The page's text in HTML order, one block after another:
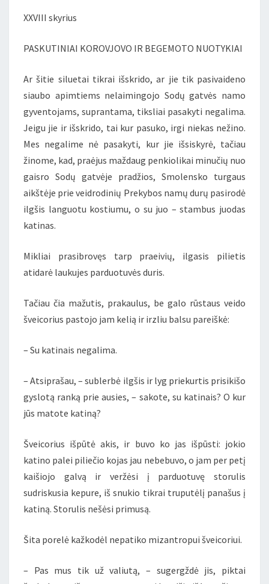
„MEISTRAS
MARGARITA”)
XXVIII skyrius
PASKUTINIAI KOROVJOVO IR BEGEMOTO NUOTYKIAI
Ar šitie siluetai tikrai išskrido, ar jie tik pasivaideno
siaubo apimtiems nelaimingojo Sodų gatvės namo
gyventojams, suprantama, tiksliai pasakyti negalima.
Jeigu jie ir išskrido, tai kur pasuko, irgi niekas nežino.
Mes negalime nė pasakyti, kur jie išsiskyrė, tačiau
žinome, kad, praėjus maždaug penkiolikai minučių nuo
gaisro Sodų gatvėje pradžios, Smolensko turgaus
aikštėje prie veidrodinių Prekybos namų durų pasirodė
ilgšis languotu kostiumu, o su juo – stambus juodas
katinas.
Mikliai prasibrovęs tarp praeivių, ilgasis pilietis
atidarė laukujes parduotuvės duris.
Tačiau čia mažutis, prakaulus, be galo rūstaus veido
šveicorius pastojo jam kelią ir irzliu balsu pareiškė:
– Su katinais negalima.
– Atsiprašau, – sublerbė ilgšis ir lyg priekurtis prisikišo
gyslotą ranką prie ausies, – sakote, su katinais? O kur
jūs matote katiną?
Šveicorius išpūtė akis, ir buvo ko jas išpūsti: jokio
katino palei piliečio kojas jau nebebuvo, o jam per petį
kaišiojo galvą ir veržėsi į parduotuvę storulis
sudriskusia kepure, iš snukio tikrai truputėlį panašus į
katiną. Storulis nešėsi primusą.
Šita porelė kažkodėl nepatiko mizantropui šveicoriui.
– Pas mus tik už valiutą, – sugergždė jis, piktai